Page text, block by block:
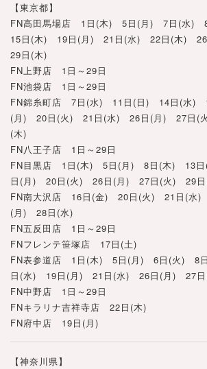
【東京都】
FN高田馬場店 1日(木) 5日(月) 7日(水)
15日(木) 19日(月) 21日(水) 22日(木)
29日(木)
FN上野店 1日～29日
FN池袋店 1日～29日
FN錦糸町店 7日(水) 11日(日) 14日(水)
(月) 20日(火) 21日(水) 26日(月) 27日(
(木)
FN八王子店 1日～29日
FN目黒店 1日(木) 5日(月) 8日(木) 13
日(月) 20日(火) 26日(月) 27日(火) 29日
FN南大沢店 16日(金) 20日(火) 21日(水
(月) 28日(水)
FN五反田店 1日～29日
FNフレンテ笹塚店 17日(土)
FN表参道店 1日(木) 5日(月) 6日(火) 8
日(水) 19日(月) 21日(水) 26日(月) 27日
FN中野店 1日～29日
FNキラリナ吉祥寺店 22日(木)
FN府中店 19日(月)
【神奈川県】